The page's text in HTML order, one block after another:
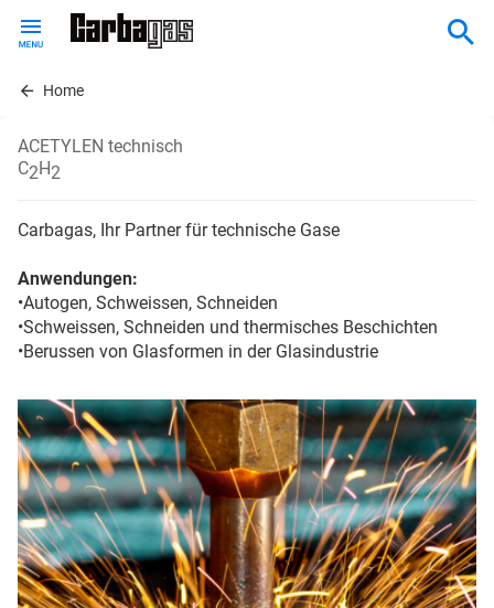
contentHome
ACETYLEN technisch
C2H2
Carbagas, Ihr Partner für technische Gase
Anwendungen:
•Autogen, Schweissen, Schneiden
•Schweissen, Schneiden und thermisches Beschichten
•Berussen von Glasformen in der Glasindustrie